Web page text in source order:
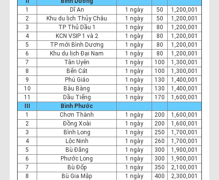
1
Dĩ An 1 ngày 50
1,200,001
2
Khu du lịch Thủy Châu 1 ngày 50
1,200,001
3
TP Thủ Dầu 1 1 ngày 80
1,200,001
4
KCN VSIP 1 và 2 1 ngày 80
1,200,001
5
TP mới Bình Dương 1 ngày 80
1,200,001
6
Khu du lịch Đại Nam 1 ngày 80
1,200,001
7
Tân Uyên 1 ngày 100
1,300,001
8
Bến Cát 1 ngày 100
1,300,001
9
Phú Giáo 1 ngày 130
1,400,001
10
Bàu Bàng 1 ngày 130
1,400,001
11
Dầu Tiếng 1 ngày 170
1,600,001
III
Bình Phước
1
Chơn Thành 1 ngày 200
1,600,001
2
Đồng Xoài 1 ngày 200
1,600,001
3
Bình Long 1 ngày 250
1,700,001
4
Lộc Ninh 1 ngày 260
1,700,001
5
Bù Đăng 1 ngày 300
1,900,001
6
Phước Long 1 ngày 300
1,900,001
7
Bù Đốp 1 ngày 350
2,100,001
8
Bù Gia Mập 1 ngày 400
2,300,001